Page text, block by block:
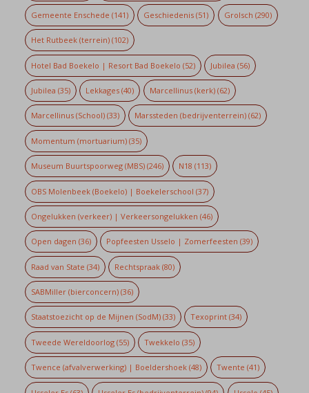
Gemeente Enschede (141) Geschiedenis (51) Grolsch (290)
Het Rutbeek (terrein)(102)
Hotel Bad Boekelo | Resort Bad Boekelo (52) Jubilea (56)
Jubilea (35) Lekkages (40) Marcellinus (kerk)(62)
Marcellinus (School)(33) Marssteden (bedrijventerrein) (62)
Momentum (mortuarium)(35)
Museum Buurtspoorweg (MBS)(246) N18 (113)
OBS Molenbeek (Boekelo) | Boekelerschool (37)
Ongelukken (verkeer) | Verkeersongelukken (46)
Open dagen (36) Popfeesten Usselo | Zomerfeesten (39)
Raad van State (34) Rechtspraak (80)
SABMiller (bierconcern)(36)
Staatstoezicht op de Mijnen (SodM)(33) Texoprint (34)
Tweede Wereldoorlog(55) Twekkelo (35)
Twence (afvalverwerking) | Boeldershoek(48) Twente (41)